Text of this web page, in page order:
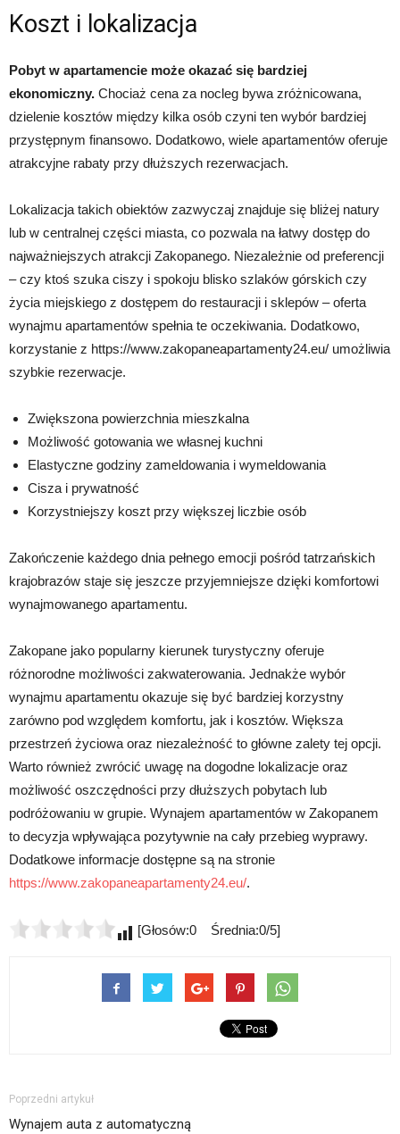
Koszt i lokalizacja
Pobyt w apartamencie może okazać się bardziej
ekonomiczny. Chociaż cena za nocleg bywa zróżnicowana,
dzielenie kosztów między kilka osób czyni ten wybór bardziej
przystępnym finansowo. Dodatkowo, wiele apartamentów oferuje
atrakcyjne rabaty przy dłuższych rezerwacjach.
Lokalizacja takich obiektów zazwyczaj znajduje się bliżej natury
lub w centralnej części miasta, co pozwala na łatwy dostęp do
najważniejszych atrakcji Zakopanego. Niezależnie od preferencji
– czy ktoś szuka ciszy i spokoju blisko szlaków górskich czy
życia miejskiego z dostępem do restauracji i sklepów – oferta
wynajmu apartamentów spełnia te oczekiwania. Dodatkowo,
korzystanie z https://www.zakopaneapartamenty24.eu/ umożliwia
szybkie rezerwacje.
Zwiększona powierzchnia mieszkalna
Możliwość gotowania we własnej kuchni
Elastyczne godziny zameldowania i wymeldowania
Cisza i prywatność
Korzystniejszy koszt przy większej liczbie osób
Zakończenie każdego dnia pełnego emocji pośród tatrzańskich
krajobrazów staje się jeszcze przyjemniejsze dzięki komfortowi
wynajmowanego apartamentu.
Zakopane jako popularny kierunek turystyczny oferuje
różnorodne możliwości zakwaterowania. Jednakże wybór
wynajmu apartamentu okazuje się być bardziej korzystny
zarówno pod względem komfortu, jak i kosztów. Większa
przestrzeń życiowa oraz niezależność to główne zalety tej opcji.
Warto również zwrócić uwagę na dogodne lokalizacje oraz
możliwość oszczędności przy dłuższych pobytach lub
podróżowaniu w grupie. Wynajem apartamentów w Zakopanem
to decyzja wpływająca pozytywnie na cały przebieg wyprawy.
Dodatkowe informacje dostępne są na stronie
https://www.zakopaneapartamenty24.eu/.
[Głosów:0 Średnia:0/5]
Poprzedni artykuł
Wynajem auta z automatyczną